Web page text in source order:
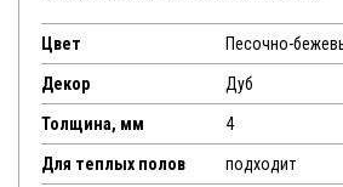
Цвет Песочно-
Декор Дуб
Толщина, мм 4
Для теплых полов подходит